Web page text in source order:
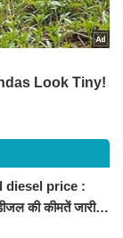
diesel price :
की कीमतें जारी,
प्रदेश में नए रेट